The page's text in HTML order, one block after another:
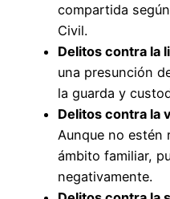
compartida
Civil.
Delitos contra la
una presunción
la guarda y
Delitos contra la
Aunque no estén
ámbito familiar,
negativamente.